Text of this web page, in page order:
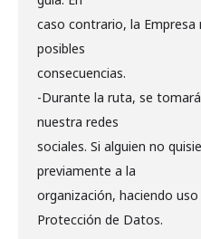
caso contrario, la Empresa
posibles
consecuencias.
-Durante la ruta, se
nuestra redes
sociales. Si alguien no
previamente a la
organización, haciendo
Protección de Datos.